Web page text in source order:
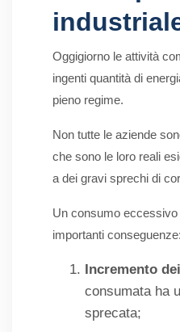
Oggigiorno le attività
ingenti quantità di
pieno regime.
Non tutte le aziende
che sono le loro reali
a dei gravi sprechi di
Un consumo eccessivo
importanti conseguenze:
Incremento
consumata ha
sprecata;